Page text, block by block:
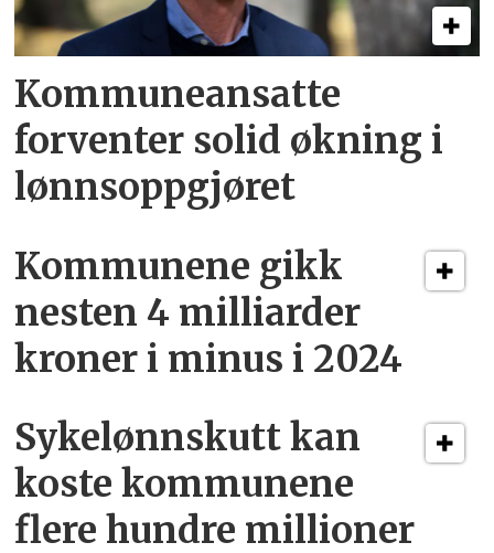
Kommuneansatte
forventer solid økning i
lønnsoppgjøret
Kommunene gikk
nesten 4 milliarder
kroner i minus i 2024
Sykelønnskutt kan
koste kommunene
flere hundre millioner